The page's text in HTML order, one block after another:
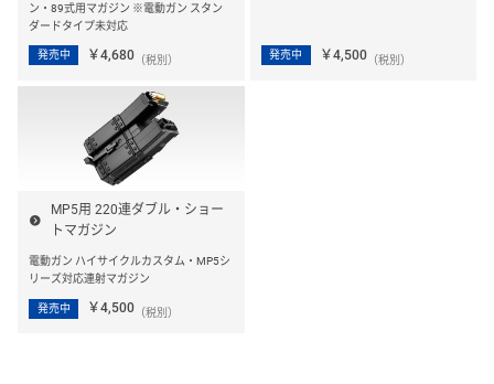
ン・89式用マガジン ※電動ガン スタン
ダードタイプ未対応
発売中 ￥4,680 （税別） 発売中 ￥4,500（税別）
MP5用 220連ダブル・ショー
トマガジン
電動ガン ハイサイクルカスタム・MP5シ
リーズ対応連射マガジン
発売中 ￥4,500 （税別）